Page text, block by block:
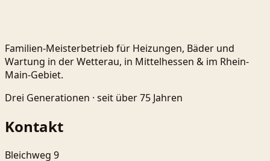
Familien-Meisterbetrieb für Heizungen, Bäder und
Wartung in der Wetterau, in Mittelhessen & im Rhein-
Main-Gebiet.
Drei Generationen · seit über 75 Jahren
Kontakt
Bleichweg 9